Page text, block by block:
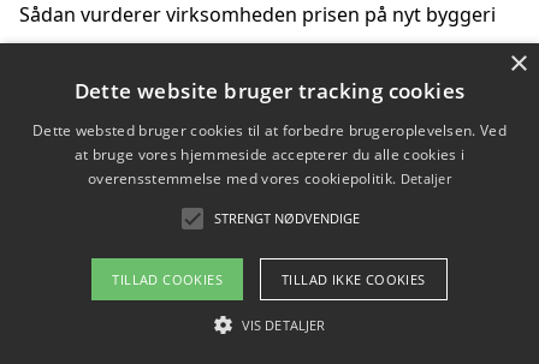
Sådan vurderer virksomheden prisen på nyt byggeri
Sådan får du hjælp til en hjemmeside uden binding
Copyright 2026 - Pilanto Aps
Om / kontakt
Blog Betingelser
×
Dette website bruger tracking cookies
Dette websted bruger cookies til at forbedre brugeroplevelsen. Ved
at bruge vores hjemmeside accepterer du alle cookies i
overensstemmelse med vores cookiepolitik. Detaljer
STRENGT NØDVENDIGE
TILLAD COOKIES TILLAD IKKE COOKIES
VIS DETALJER